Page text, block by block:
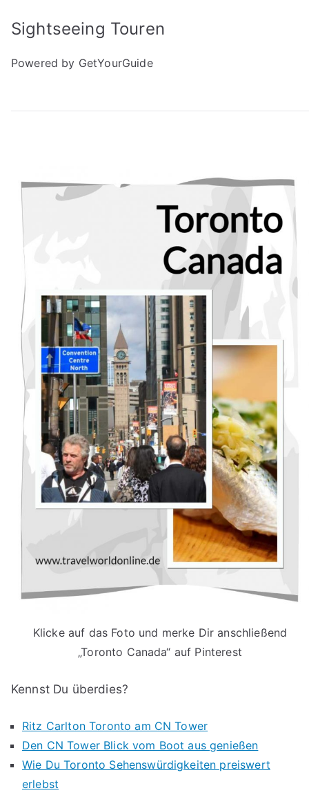
Sightseeing Touren
Powered by GetYourGuide
Klicke auf das Foto und merke Dir anschließend
„Toronto Canada“ auf Pinterest
Kennst Du überdies?
Ritz Carlton Toronto am CN Tower
Den CN Tower Blick vom Boot aus genießen
Wie Du Toronto Sehenswürdigkeiten preiswert
erlebst